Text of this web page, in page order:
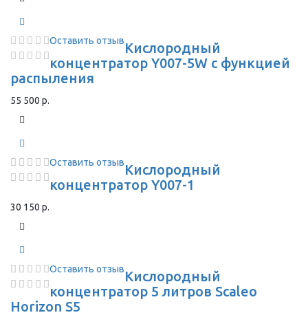
Оставить отзывКислородный
концентратор Y007-5W с функцией
распыления
55 500 р.
Оставить отзывКислородный
концентратор Y007-1
30 150 р.
Оставить отзывКислородный
концентратор 5 литров Scaleo
Horizon S5